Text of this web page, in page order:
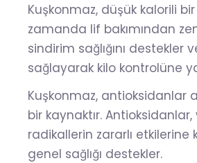
Kuşkonmaz, düşük kalorili
zamanda lif bakımından
sindirim sağlığını destekler
sağlayarak kilo kontrolüne
Kuşkonmaz, antioksidanlar
bir kaynaktır.
radikallerin zararlı etkilerine
genel sağlığı destekler.